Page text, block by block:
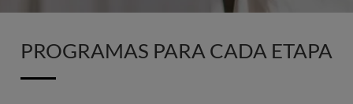
PROGRAMAS PARA CADA ETAPA